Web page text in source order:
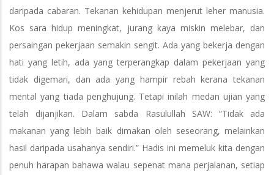
daripada cabaran. Tekanan kehidupan menjerut leher manusia.
Kos sara hidup meningkat, jurang kaya miskin melebar, dan
persaingan pekerjaan semakin sengit. Ada yang bekerja dengan
hati yang letih, ada yang terperangkap dalam pekerjaan yang
tidak digemari, dan ada yang hampir rebah kerana tekanan
mental yang tiada penghujung. Tetapi inilah medan ujian yang
telah dijanjikan. Dalam sabda Rasulullah SAW: “Tidak ada
makanan yang lebih baik dimakan oleh seseorang, melainkan
hasil daripada usahanya sendiri.” Hadis ini memeluk kita dengan
penuh harapan bahawa walau sepenat mana perjalanan, setiap